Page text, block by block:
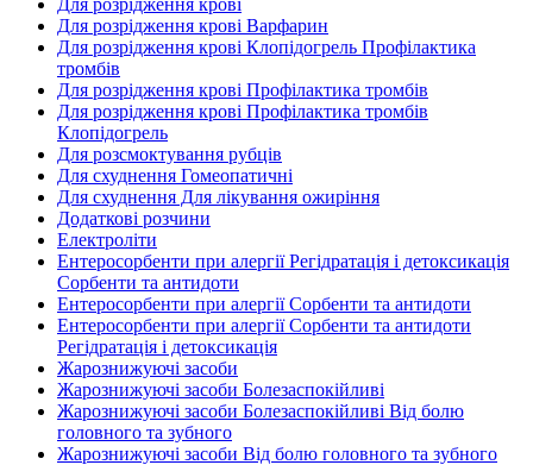
Для розрідження крові Варфарин
Для розрідження крові Клопідогрель Профілактика
тромбів
Для розрідження крові Профілактика тромбів
Для розрідження крові Профілактика тромбів
Клопідогрель
Для розсмоктування рубців
Для схуднення Гомеопатичні
Для схуднення Для лікування ожиріння
Додаткові розчини
Електроліти
Ентеросорбенти при алергії Регідратація і детоксикація
Сорбенти та антидоти
Ентеросорбенти при алергії Сорбенти та антидоти
Ентеросорбенти при алергії Сорбенти та антидоти
Регідратація і детоксикація
Жарознижуючі засоби
Жарознижуючі засоби Болезаспокійливі
Жарознижуючі засоби Болезаспокійливі Від болю
головного та зубного
Жарознижуючі засоби Від болю головного та зубного